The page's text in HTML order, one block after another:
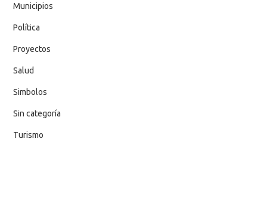
Municipios
Política
Proyectos
Salud
Simbolos
Sin categoría
Turismo